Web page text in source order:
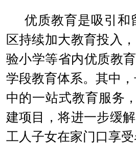
优质教育是吸引和
区持续加大教育投入
验小学等省内优质教
学段教育体系。其中
中的一站式教育服务
建项目，将进一步缓
工人子女在家门口享